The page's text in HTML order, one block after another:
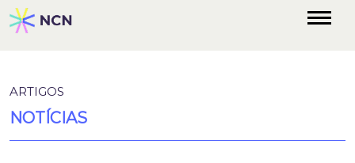
ARTIGOS
NOTÍCIAS